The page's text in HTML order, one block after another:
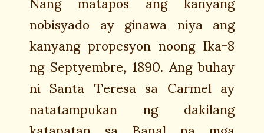
nobisyado ay ginawa niya ang
kanyang propesyon noong Ika-8
ng Septyembre, 1890. Ang buhay
ni Santa Teresa sa Carmel ay
natatampukan ng dakilang